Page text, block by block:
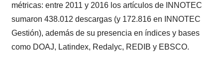
métricas: entre 2011 y 2016 los artículos de INNOTEC
sumaron 438.012 descargas (y 172.816 en INNOTEC
Gestión), además de su presencia en índices y bases
como DOAJ, Latindex, Redalyc, REDIB y EBSCO.